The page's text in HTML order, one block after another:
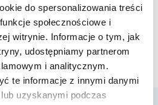
do spersonalizowania treści
społecznościowe i
witrynie. Informacje o tym, jak
udostępniamy partnerom
i analitycznym.
te informacje z innymi danymi
uzyskanymi podczas